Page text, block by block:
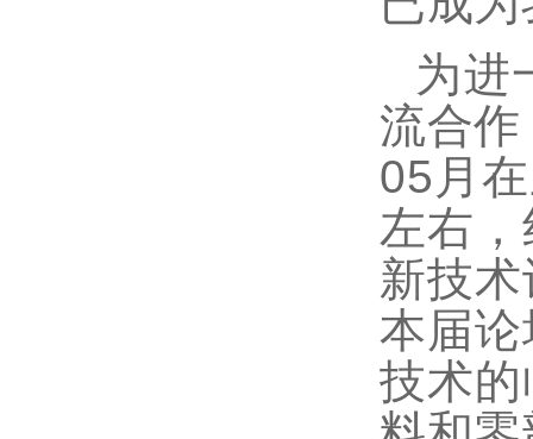
为进
流合
05月
左右
新技
本届
技术